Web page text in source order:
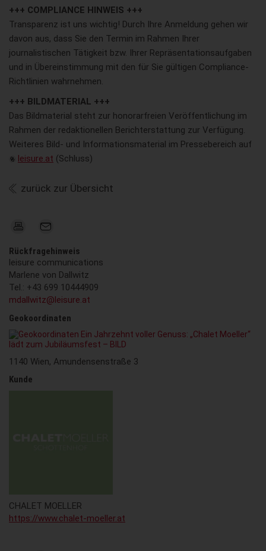
+++ COMPLIANCE HINWEIS +++
Transparenz ist uns wichtig! Durch Ihre Anmeldung gehen wir
davon aus, dass Sie den Termin im Rahmen Ihrer
journalistischen Tätigkeit bzw. Ihrer Repräsentationsaufgaben
und in Übereinstimmung mit den für Sie gültigen Compliance-
Richtlinien wahrnehmen.
+++ BILDMATERIAL +++
Das Bildmaterial steht zur honorarfreien Veröffentlichung im
Rahmen der redaktionellen Berichterstattung zur Verfügung.
Weiteres Bild- und Informationsmaterial im Pressebereich auf
leisure.at (Schluss)
zurück zur Übersicht
Rückfragehinweis
leisure communications
Marlene von Dallwitz
Tel.: +43 699 10444909
mdallwitz@leisure.at
Geokoordinaten
1140 Wien, Amundensenstraße 3
Kunde
CHALET MOELLER
https://www.chalet-moeller.at